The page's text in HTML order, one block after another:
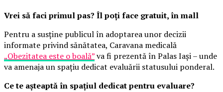
Vrei să faci primul pas? Îl poți face gratuit, în mall
Pentru a susține publicul în adoptarea unor decizii
informate privind sănătatea, Caravana medicală
„Obezitatea este o boală”va fi prezentă în Palas Iași – unde
va amenaja un spațiu dedicat evaluării statusului ponderal.
Ce te așteaptă în spațiul dedicat pentru evaluare?